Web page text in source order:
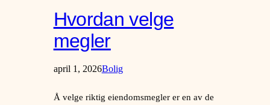
Hvordan velge
megler
april 1, 2026Bolig
Å velge riktig eiendomsmegler er en av de